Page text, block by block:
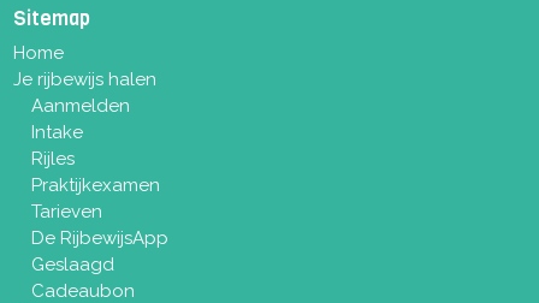
Sitemap
Home
Je rijbewijs halen
Aanmelden
Intake
Rijles
Praktijkexamen
Tarieven
De RijbewijsApp
Geslaagd
Cadeaubon